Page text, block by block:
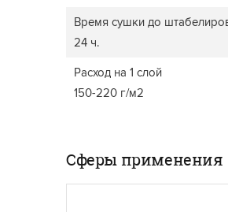
Время сушки до
24 ч.
Расход на 1 слой
150-220 г/м2
Сферы применения